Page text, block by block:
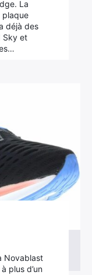
La
plaque
déjà des
Sky et
Novablast
plus d’un